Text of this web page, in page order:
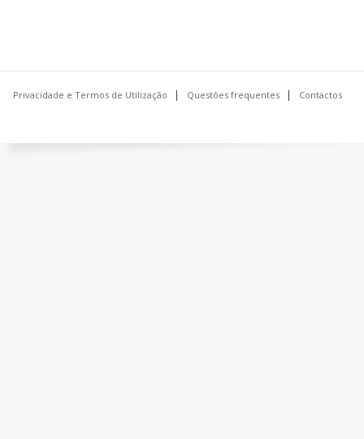
Privacidade e Termos de Utilização Questões frequentes Contactos